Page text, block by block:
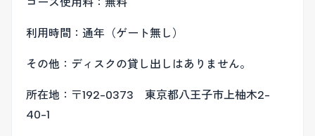
利用時間：通年（ゲート無し）
その他：ディスクの貸し出しはありません。
所在地：〒192-0373 東京都八王子市上柚木2-
40-1